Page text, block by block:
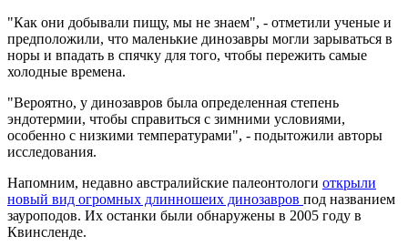
"Как они добывали пищу, мы не знаем", - отметили ученые и
предположили, что маленькие динозавры могли зарываться в
норы и впадать в спячку для того, чтобы пережить самые
холодные времена.
"Вероятно, у динозавров была определенная степень
эндотермии, чтобы справиться с зимними условиями,
особенно с низкими температурами", - подытожили авторы
исследования.
Напомним, недавно австралийские палеонтологи открыли
новый вид огромных длинношеих динозавров под названием
зауроподов. Их останки были обнаружены в 2005 году в
Квинсленде.